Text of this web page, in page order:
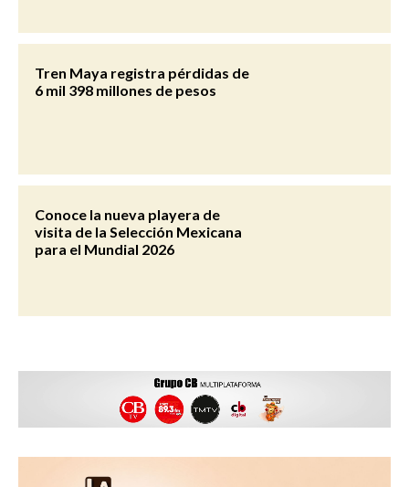
Tren Maya registra pérdidas de
6 mil 398 millones de pesos
Conoce la nueva playera de
visita de la Selección Mexicana
para el Mundial 2026